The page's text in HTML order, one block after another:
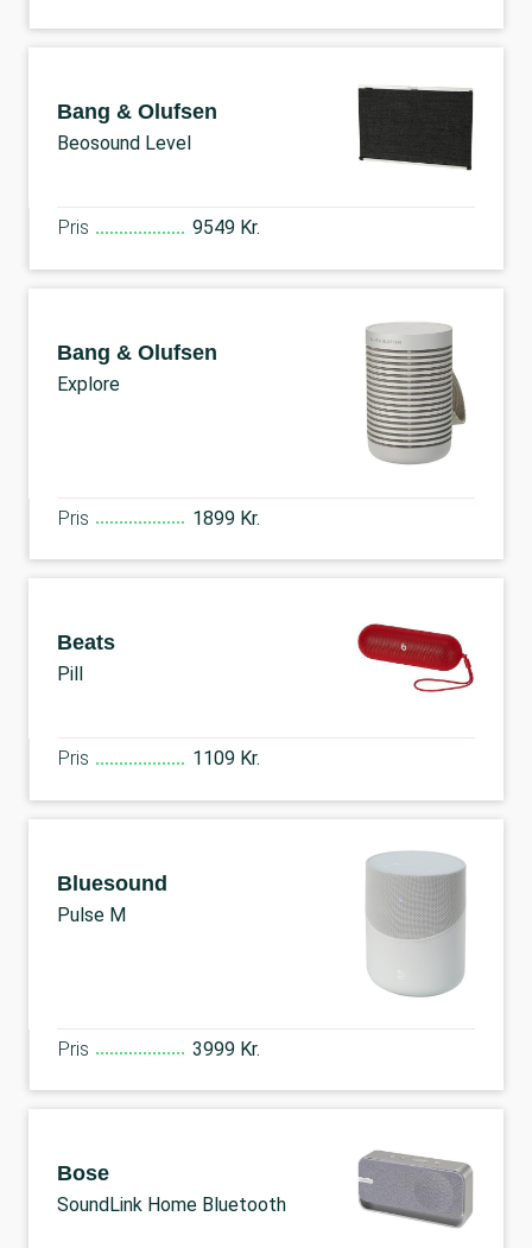
Bang & Olufsen
Beosound Level
Pris 9549 Kr.
Bang & Olufsen
Explore
Pris 1899 Kr.
Beats
Pill
Pris 1109 Kr.
Bluesound
Pulse M
Pris 3999 Kr.
Bose
SoundLink Home Bluetooth